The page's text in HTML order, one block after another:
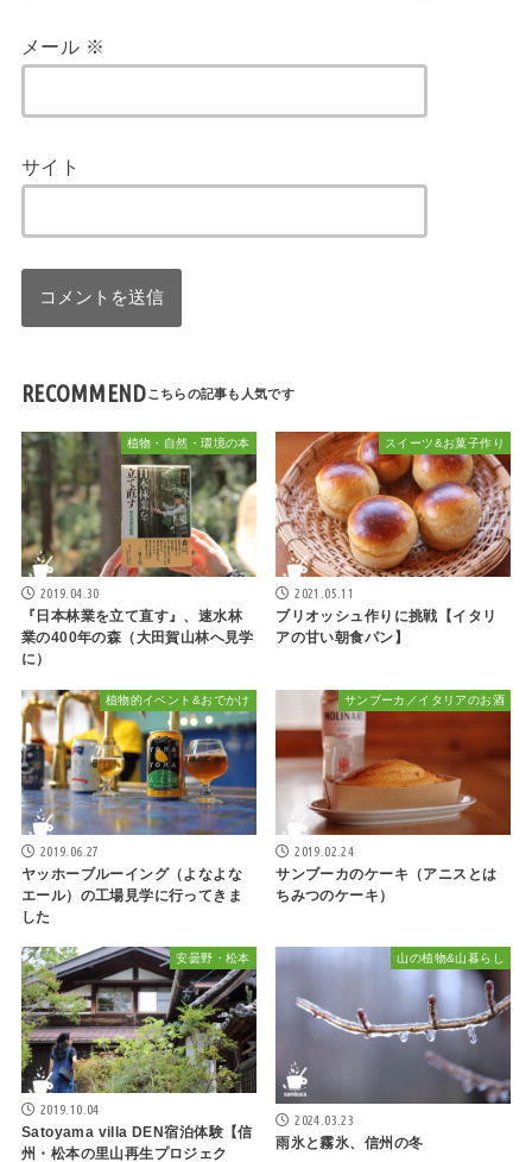
メール ※
サイト
RECOMMEND
植物・自然・環境の本
2019.04.30
『日本林業を立て直す』、速水林
業の400年の森（大田賀山林へ見学
に）
スイーツ&お菓子作り
2021.05.11
ブリオッシュ作りに挑戦【イタリ
アの甘い朝食パン】
植物的イベント&おでかけ
2019.06.27
ヤッホーブルーイング（よなよな
エール）の工場見学に行ってきま
した
サンブーカ／イタリアのお酒
2019.02.24
サンブーカのケーキ（アニスとは
ちみつのケーキ）
安曇野・松本
2019.10.04
Satoyama villa DEN宿泊体験【信
州・松本の里山再生プロジェク
山の植物&山暮らし
2024.03.23
雨氷と霧氷、信州の冬